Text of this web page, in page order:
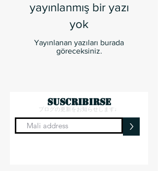
yayınlanmış bir yazı
yok
Yayınlanan yazıları burada
göreceksiniz.
ブログの更新をお知らせします♩
suscribirse
>